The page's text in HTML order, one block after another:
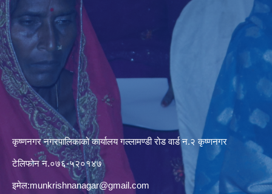
कृष्णनगर नगरपालिकाको कार्यालय गल्लामण्डी रोड वार्ड न.२ कृष्णनगर
टेलिफोन न.०७६-५२०१४७
इमेल:munkrishnanagar@gmail.com